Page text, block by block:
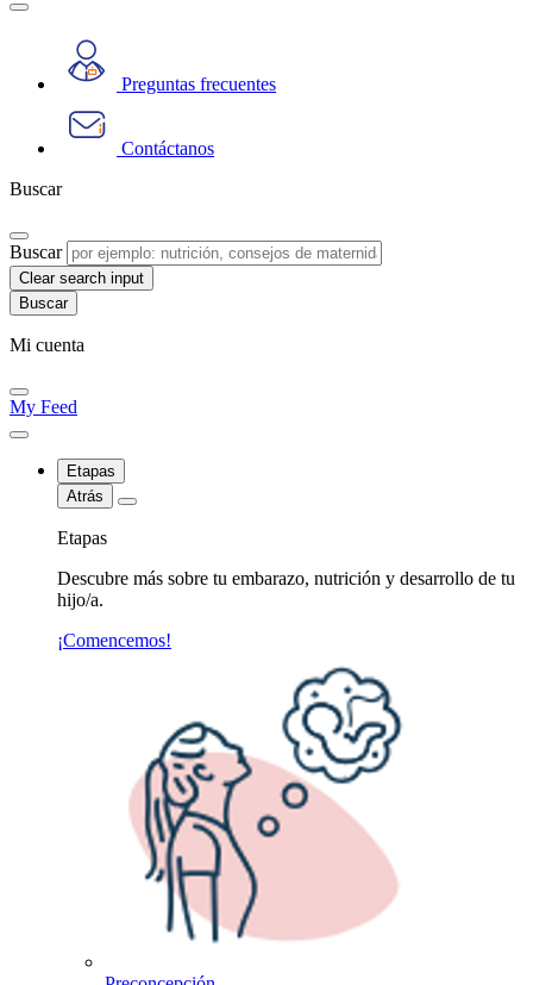
Preguntas frecuentes
Contáctanos
Buscar
Buscar
Clear search input
Mi cuenta
My Feed
Etapas
Atrás
Etapas
Descubre más sobre tu embarazo, nutrición y desarrollo de tu
hijo/a.
¡Comencemos!